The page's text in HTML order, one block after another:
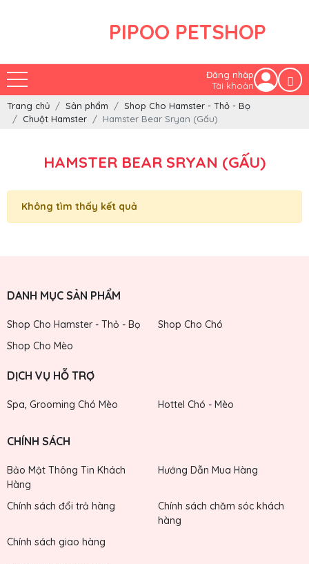
PIPOO PETSHOP
Đăng nhập
Tài khoản
Trang chủ
Sản phẩm
Shop Cho Hamster - Thỏ - Bọ
Chuột Hamster
Hamster Bear Sryan (Gấu)
HAMSTER BEAR SRYAN (GẤU)
Không tìm thấy kết quả
DANH MỤC SẢN PHẨM
Shop Cho Hamster - Thỏ - Bọ
Shop Cho Chó
Shop Cho Mèo
DỊCH VỤ HỖ TRỢ
Spa, Grooming Chó Mèo Hottel Chó - Mèo
CHÍNH SÁCH
Bảo Mật Thông Tin Khách
Hàng
Hướng Dẫn Mua Hàng
Chính sách đổi trả hàng
Chính sách chăm sóc khách
hàng
Chính sách giao hàng